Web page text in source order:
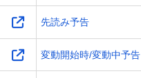
先読み予告
変動開始時/変動中予告